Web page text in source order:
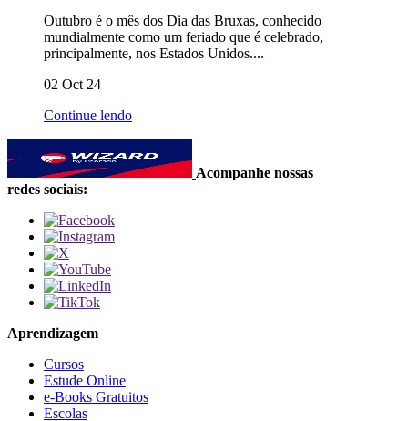
Outubro é o mês dos Dia das Bruxas, conhecido
mundialmente como um feriado que é celebrado,
principalmente, nos Estados Unidos....
02 Oct 24
Continue lendo
Acompanhe nossas
redes sociais:
Aprendizagem
Cursos
Estude Online
e-Books Gratuitos
Escolas